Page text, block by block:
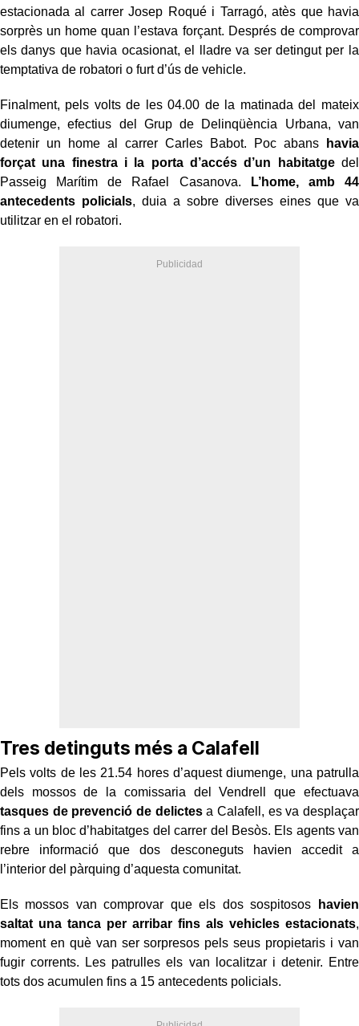
estacionada al carrer Josep Roqué i Tarragó, atès que havia
sorprès un home quan l’estava forçant. Després de comprovar
els danys que havia ocasionat, el lladre va ser detingut per la
temptativa de robatori o furt d’ús de vehicle.
Finalment, pels volts de les 04.00 de la matinada del mateix
diumenge, efectius del Grup de Delinqüència Urbana, van
detenir un home al carrer Carles Babot. Poc abans
havia
forçat una finestra i la porta d’accés d’un habitatgedel
Passeig Marítim de Rafael Casanova. L’home, amb 44
antecedents policials, duia a sobre diverses eines que va
utilitzar en el robatori.
Tres detinguts més a Calafell
Pels volts de les 21.54 hores d’aquest diumenge, una patrulla
dels mossos de la comissaria del Vendrell que efectuava
tasques de prevenció de delictesa Calafell, es va desplaçar
fins a un bloc d’habitatges del carrer del Besòs. Els agents van
rebre informació que dos desconeguts havien accedit a
l’interior del pàrquing d’aquesta comunitat.
Els mossos van comprovar que els dos sospitosos
havien
saltat una tanca per arribar fins als vehicles estacionats,
moment en què van ser sorpresos pels seus propietaris i van
fugir corrents. Les patrulles els van localitzar i detenir. Entre
tots dos acumulen fins a 15 antecedents policials.